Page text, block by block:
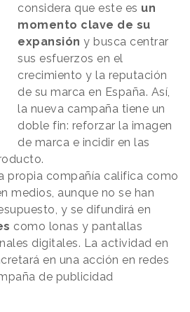
considera que este es un
momento clave de su
expansióny busca centrar
sus esfuerzos en el
crecimiento y la reputación
de su marca en España. Así,
la nueva campaña tiene un
doble fin: reforzar la imagen
de marca e incidir en las
propia compañía califica como
medios, aunque no se han
y se difundirá en
como lonas y pantallas
digitales. La actividad en
en una acción en redes
de publicidad